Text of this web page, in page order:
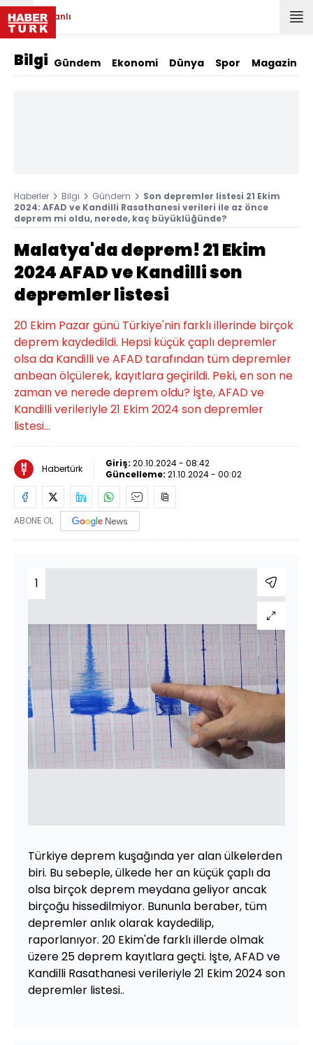
Canlı
Bilgi Gündem Ekonomi Dünya Spor Magazin
Haberler Bilgi Gündem
Son depremler listesi 21 Ekim
2024: AFAD ve Kandilli Rasathanesi verileri ile az önce
deprem mi oldu, nerede, kaç büyüklüğünde?
Malatya'da deprem! 21 Ekim
2024 AFAD ve Kandilli son
depremler listesi
20 Ekim Pazar günü Türkiye'nin farklı illerinde birçok
deprem kaydedildi. Hepsi küçük çaplı depremler
olsa da Kandilli ve AFAD tarafından tüm depremler
anbean ölçülerek, kayıtlara geçirildi. Peki, en son ne
zaman ve nerede deprem oldu? İşte, AFAD ve
Kandilli verileriyle 21 Ekim 2024 son depremler
listesi...
Habertürk Giriş: 20.10.2024 - 08:42
Güncelleme: 21.10.2024 - 00:02
ABONE OL
1
Türkiye deprem kuşağında yer alan ülkelerden
biri. Bu sebeple, ülkede her an küçük çaplı da
olsa birçok deprem meydana geliyor ancak
birçoğu hissedilmiyor. Bununla beraber, tüm
depremler anlık olarak kaydedilip,
raporlanıyor. 20 Ekim'de farklı illerde olmak
üzere 25 deprem kayıtlara geçti. İşte, AFAD ve
Kandilli Rasathanesi verileriyle 21 Ekim 2024 son
depremler listesi..